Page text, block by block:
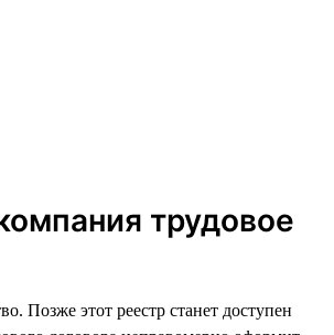
трудовое
Позже этот реестр станет доступен